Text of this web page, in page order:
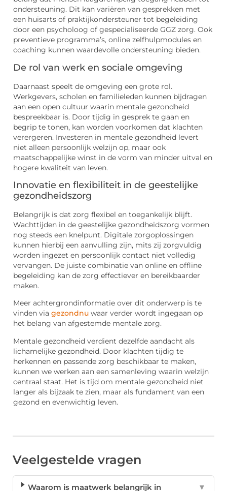
ondersteuning. Dit kan variëren van gesprekken met
een huisarts of praktijkondersteuner tot begeleiding
door een psycholoog of gespecialiseerde GGZ zorg. Ook
preventieve programma’s, online zelfhulpmodules en
coaching kunnen waardevolle ondersteuning bieden.
De rol van werk en sociale omgeving
Daarnaast speelt de omgeving een grote rol.
Werkgevers, scholen en familieleden kunnen bijdragen
aan een open cultuur waarin mentale gezondheid
bespreekbaar is. Door tijdig in gesprek te gaan en
begrip te tonen, kan worden voorkomen dat klachten
verergeren. Investeren in mentale gezondheid levert
niet alleen persoonlijk welzijn op, maar ook
maatschappelijke winst in de vorm van minder uitval en
hogere kwaliteit van leven.
Innovatie en flexibiliteit in de geestelijke
gezondheidszorg
Belangrijk is dat zorg flexibel en toegankelijk blijft.
Wachttijden in de geestelijke gezondheidszorg vormen
nog steeds een knelpunt. Digitale zorgoplossingen
kunnen hierbij een aanvulling zijn, mits zij zorgvuldig
worden ingezet en persoonlijk contact niet volledig
vervangen. De juiste combinatie van online en offline
begeleiding kan de zorg effectiever en bereikbaarder
maken.
Meer achtergrondinformatie over dit onderwerp is te
vinden via gezondnu waar verder wordt ingegaan op
het belang van afgestemde mentale zorg.
Mentale gezondheid verdient dezelfde aandacht als
lichamelijke gezondheid. Door klachten tijdig te
herkennen en passende zorg beschikbaar te maken,
kunnen we werken aan een samenleving waarin welzijn
centraal staat. Het is tijd om mentale gezondheid niet
langer als bijzaak te zien, maar als fundament van een
gezond en evenwichtig leven.
Veelgestelde vragen
Waarom is maatwerk belangrijk in
▼